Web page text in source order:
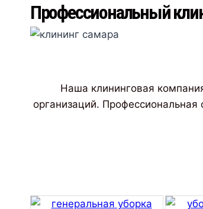
Профессиональный
Наша клининговая
организаций.